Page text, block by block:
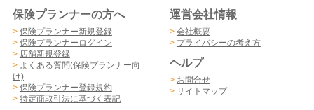
保険プランナーの方へ
> 保険プランナー新規登録
> 保険プランナーログイン
> 店舗新規登録
> よくある質問(保険プランナー向
け)
> 保険プランナー登録規約
> 特定商取引法に基づく表記
運営会社情報
> 会社概要
> プライバシーの考え方
ヘルプ
> お問合せ
> サイトマップ